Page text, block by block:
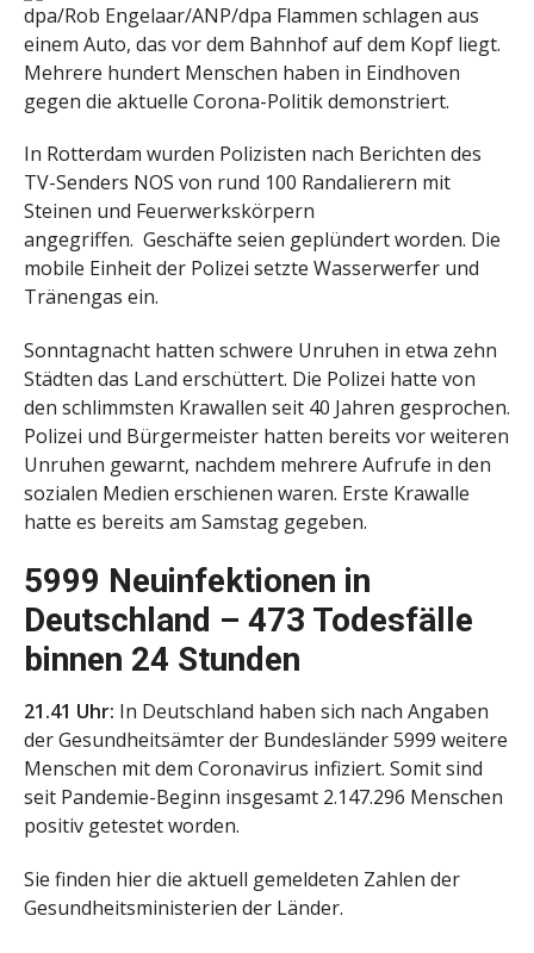
dpa/Rob Engelaar/ANP/dpa Flammen schlagen aus
einem Auto, das vor dem Bahnhof auf dem Kopf liegt.
Mehrere hundert Menschen haben in Eindhoven
gegen die aktuelle Corona-Politik demonstriert.
In Rotterdam wurden Polizisten nach Berichten des
TV-Senders NOS von rund 100 Randalierern mit
Steinen und Feuerwerkskörpern
angegriffen. Geschäfte seien geplündert worden. Die
mobile Einheit der Polizei setzte Wasserwerfer und
Tränengas ein.
Sonntagnacht hatten schwere Unruhen in etwa zehn
Städten das Land erschüttert. Die Polizei hatte von
den schlimmsten Krawallen seit 40 Jahren gesprochen.
Polizei und Bürgermeister hatten bereits vor weiteren
Unruhen gewarnt, nachdem mehrere Aufrufe in den
sozialen Medien erschienen waren. Erste Krawalle
hatte es bereits am Samstag gegeben.
5999 Neuinfektionen in
Deutschland – 473 Todesfälle
binnen 24 Stunden
21.41 Uhr: In Deutschland haben sich nach Angaben
der Gesundheitsämter der Bundesländer 5999 weitere
Menschen mit dem Coronavirus infiziert. Somit sind
seit Pandemie-Beginn insgesamt 2.147.296 Menschen
positiv getestet worden.
Sie finden hier die aktuell gemeldeten Zahlen der
Gesundheitsministerien der Länder.